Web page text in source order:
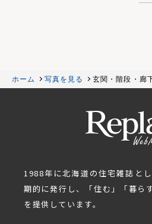
ホーム 写真を見る 玄関・階段・廊
1988年に北海道の住宅雑誌と
期的に発行し、「住む」「暮ら
を提供しています。